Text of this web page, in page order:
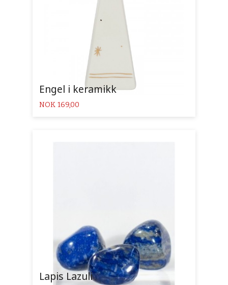
Engel i keramikk
Pris
NOK 169,00
Lapis Lazuli